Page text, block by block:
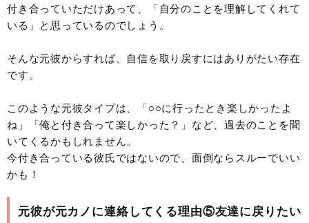
付き合っていただけあって、「自分のことを理解してくれて
いる」と思っているのでしょう。
そんな元彼からすれば、自信を取り戻すにはありがたい存在
です。
このような元彼タイプは、「○○に行ったとき楽しかったよ
ね」「俺と付き合って楽しかった？」など、過去のことを聞
いてくるかもしれません。
今付き合っている彼氏ではないので、面倒ならスルーでいい
かも！
元彼が元カノに連絡してくる理由⑤友達に戻りたい